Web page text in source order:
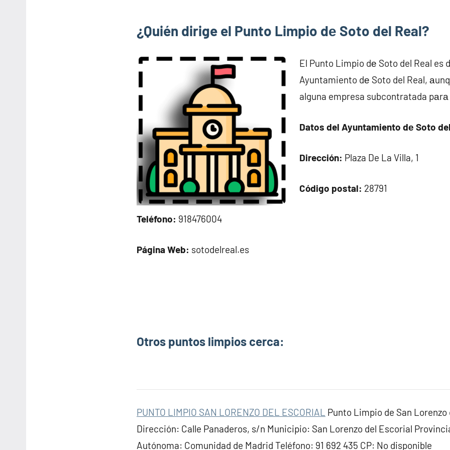
¿Quién dirige el Punto Limpio dе Soto del Real?
El Punto Limpio dе Soto del Real es
Ayuntamiento dе Soto del Real,
alguna empresa subcontratada
Datos del Ayuntamiento dе Soto
Dirección: Plaza De La Villa, 1
Código postal: 28791
Teléfono: 918476004
Página Web: sotodelreal.es
Otros puntos limpios cerca:
PUNTO LIMPIO SAN LORENZO DEL ESCORIAL Punto Limpio de San
Dirección: Calle Panaderos, s/n Municipio: San Lorenzo del Escorial
Autónoma: Comunidad de Madrid Teléfono: 91 692 435 CP: No disponible